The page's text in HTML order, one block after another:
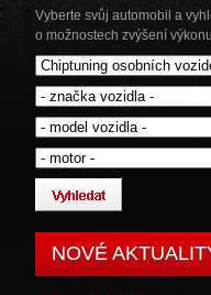
Vyberte svůj automobil a
o možnostech zvýšení
NOVÉ